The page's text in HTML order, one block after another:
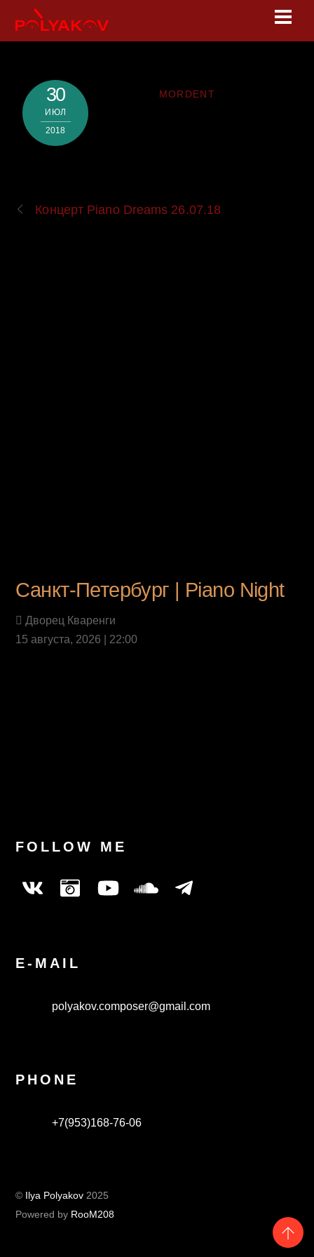
30
ИЮЛ
2018
MORDENT
Концерт Piano Dreams 26.07.18
Санкт-Петербург | Piano Night
Дворец Кваренги
15 августа, 2026 | 22:00
FOLLOW ME
E-MAIL
polyakov.composer@gmail.com
PHONE
+7(953)168-76-06
© Ilya Polyakov 2025
Powered by RooM208